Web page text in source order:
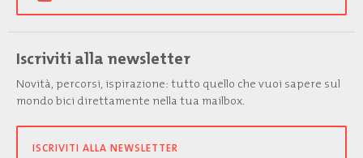
Iscriviti alla newsletter
Novità, percorsi, ispirazione: tutto quello che vuoi sapere sul
mondo bici direttamente nella tua mailbox.
ISCRIVITI ALLA NEWSLETTER